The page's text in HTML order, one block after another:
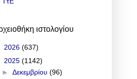
ιστολογίου
2026 (637)
2025 (1142)
► Δεκεμβρίου (96)